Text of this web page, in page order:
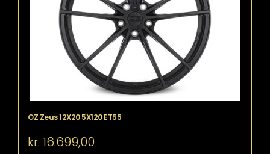
OZ Zeus 12X20 5X120 ET55
kr. 16.699,00